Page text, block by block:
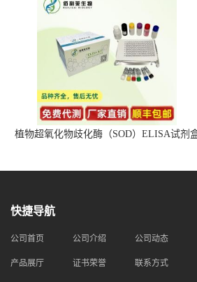
植物超氧化物歧化酶（SOD）ELISA试剂
快捷导航
公司首页 公司介绍 公司动态
产品展厅 证书荣誉 联系方式